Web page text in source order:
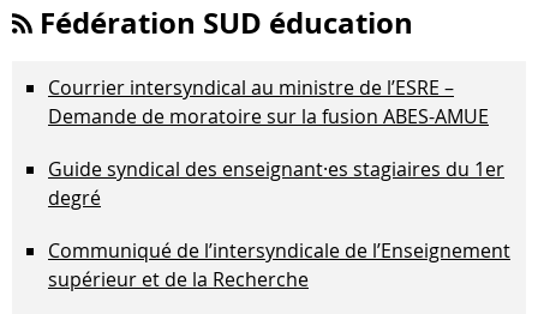
Fédération SUD éducation
Courrier intersyndical au ministre de l’ESRE –
Demande de moratoire sur la fusion ABES-AMUE
Guide syndical des enseignant·es stagiaires du 1er
degré
Communiqué de l’intersyndicale de l’Enseignement
supérieur et de la Recherche